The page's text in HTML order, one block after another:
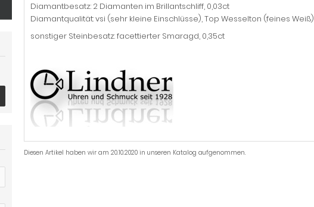
Diamantbesatz: 2 Diamanten im Brillantschliff, 0,03ct
Diamantqualität: vsi (sehr kleine Einschlüsse), Top Wesselton (feines Weiß)
sonstiger Steinbesatz: facettierter Smaragd, 0,35ct
Diesen Artikel haben wir am 20.10.2020 in unseren Katalog aufgenommen.